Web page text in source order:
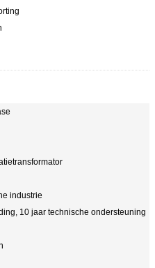
industrie
10 jaar technische ondersteuning